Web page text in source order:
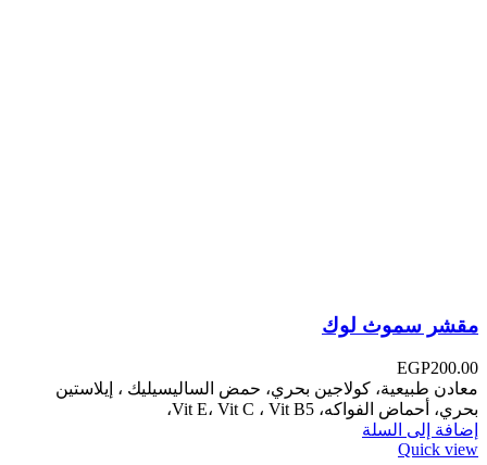
مقشر سموث لوك
EGP200.00
معادن طبيعية، كولاجين بحري، حمض الساليسيليك ، إيلاستين
بحري، أحماض الفواكه، Vit E، Vit C ، Vit B5،
إضافة إلى السلة
Quick view